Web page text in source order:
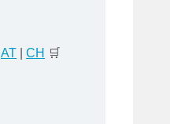
AT| CH 🛒